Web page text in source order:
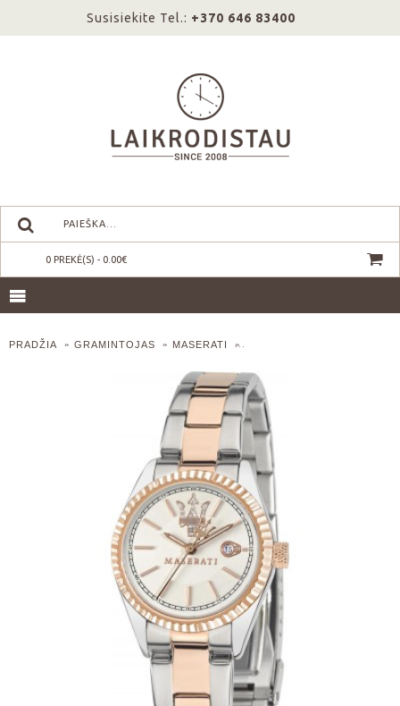
Susisiekite Tel.: +370 646 83400
0 PREKĖ(S) - 0.00€
PRADŽIA GRAMINTOJAS MASERATI